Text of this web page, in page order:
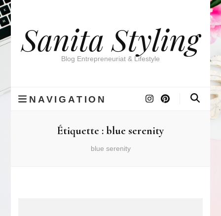
Sanita Styling
Blog Entrepreneuriat & Lifestyle
NAVIGATION
Étiquette :blue serenity
blue serenity